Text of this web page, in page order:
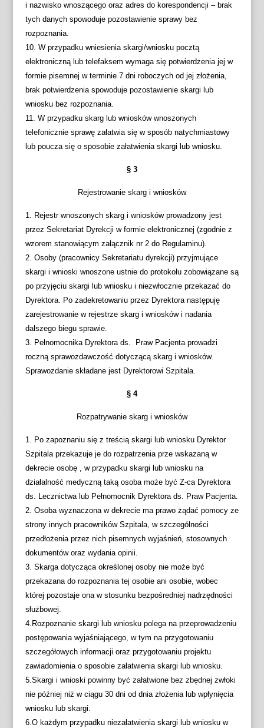
i nazwisko wnoszącego oraz adres do korespondencji – brak
tych danych spowoduje pozostawienie sprawy bez
rozpoznania.
10. W przypadku wniesienia skargi/wniosku pocztą
elektroniczną lub telefaksem wymaga się potwierdzenia jej w
formie pisemnej w terminie 7 dni roboczych od jej złożenia,
brak potwierdzenia spowoduje pozostawienie skargi lub
wniosku bez rozpoznania.
11. W przypadku skarg lub wniosków wnoszonych
telefonicznie sprawę załatwia się w sposób natychmiastowy
lub poucza się o sposobie załatwienia skargi lub wniosku.
§ 3
Rejestrowanie skarg i wniosków
1. Rejestr wnoszonych skarg i wniosków prowadzony jest
przez Sekretariat Dyrekcji w formie elektronicznej (zgodnie z
wzorem stanowiącym załącznik nr 2 do Regulaminu).
2. Osoby (pracownicy Sekretariatu dyrekcji) przyjmujące
skargi i wnioski wnoszone ustnie do protokołu zobowiązane są
po przyjęciu skargi lub wniosku i niezwłocznie przekazać do
Dyrektora. Po zadekretowaniu przez Dyrektora następuję
zarejestrowanie w rejestrze skarg i wniosków i nadania
dalszego biegu sprawie.
3. Pełnomocnika Dyrektora ds. Praw Pacjenta prowadzi
roczną sprawozdawczość dotyczącą skarg i wniosków.
Sprawozdanie składane jest Dyrektorowi Szpitala.
§ 4
Rozpatrywanie skarg i wniosków
1. Po zapoznaniu się z treścią skargi lub wniosku Dyrektor
Szpitala przekazuje je do rozpatrzenia prze wskazaną w
dekrecie osobę , w przypadku skargi lub wniosku na
działalność medyczną taką osoba może być Z-ca Dyrektora
ds. Lecznictwa lub Pełnomocnik Dyrektora ds. Praw Pacjenta.
2. Osoba wyznaczona w dekrecie ma prawo żądać pomocy ze
strony innych pracowników Szpitala, w szczególności
przedłożenia przez nich pisemnych wyjaśnień, stosownych
dokumentów oraz wydania opinii.
3. Skarga dotycząca określonej osoby nie może być
przekazana do rozpoznania tej osobie ani osobie, wobec
której pozostaje ona w stosunku bezpośredniej nadrzędności
służbowej.
4.Rozpoznanie skargi lub wniosku polega na przeprowadzeniu
postępowania wyjaśniającego, w tym na przygotowaniu
szczegółowych informacji oraz przygotowaniu projektu
zawiadomienia o sposobie załatwienia skargi lub wniosku.
5.Skargi i wnioski powinny być załatwione bez zbędnej zwłoki
nie później niż w ciągu 30 dni od dnia złożenia lub wpłynięcia
wniosku lub skargi.
6.O każdym przypadku niezałatwienia skargi lub wniosku w